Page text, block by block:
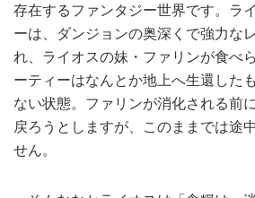
存在するファンタジー世界です。ラ
ーは、ダンジョンの奥深くで強力な
れ、ライオスの妹・ファリンが食べ
ーティーはなんとか地上へ生還した
ない状態。ファリンが消化される前
戻ろうとしますが、このままでは途
せん。